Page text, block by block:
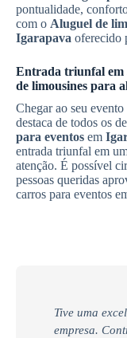
pontualidade,
com o Aluguel de
Igarapava oferecido
Entrada triunfal em
de limousines para
Chegar ao seu
destaca de todos os
para eventos em
entrada triunfal em
atenção. É possível
pessoas queridas
carros para eventos
Tive uma
empresa.